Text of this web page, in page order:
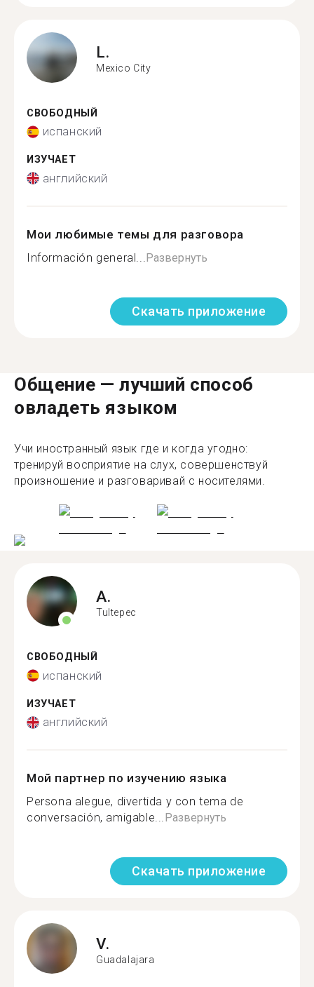
L.
Mexico City
СВОБОДНЫЙ
испанский
ИЗУЧАЕТ
английский
Мои любимые темы для разговора
Información general... Развернуть
Скачать приложение
Общение — лучший способ
овладеть языком
Учи иностранный язык где и когда угодно:
тренируй восприятие на слух, совершенствуй
произношение и разговаривай с носителями.
A.
Tultepec
СВОБОДНЫЙ
испанский
ИЗУЧАЕТ
английский
Мой партнер по изучению языка
Persona alegue, divertida y con tema de
conversación, amigable...Развернуть
Скачать приложение
V.
Guadalajara